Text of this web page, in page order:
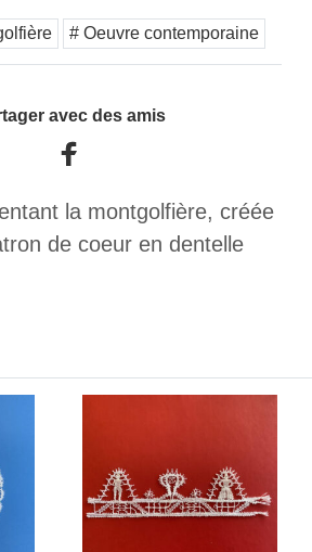
# Oeuvre contemporaine
avec des amis
la montgolfière, créée
de coeur en dentelle